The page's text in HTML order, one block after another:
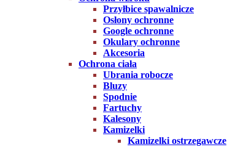
Przyłbice spawalnicze
Osłony ochronne
Google ochronne
Okulary ochronne
Akcesoria
Ochrona ciała
Ubrania robocze
Bluzy
Spodnie
Fartuchy
Kalesony
Kamizelki
Kamizelki ostrzegawcze